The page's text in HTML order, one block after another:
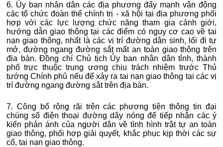
6. Ủy ban nhân dân các địa phương đẩy mạnh vận động
các tổ chức đoàn thể chính trị - xã hội tại địa phương phối
hợp với các lực lượng chức năng tham gia cảnh giới,
hướng dẫn giao thông tại các điểm có nguy cơ cao về tai
nạn giao thông, nhất là các vị trí đường dân sinh, lối đi tự
mở, đường ngang đường sắt mất an toàn giao thông trên
địa bàn. Đồng chí Chủ tịch Ủy ban nhân dân tỉnh, thành
phố trực thuộc trung ương chịu trách nhiệm trước Thủ
tướng Chính phủ nếu để xảy ra tai nạn giao thông tại các vị
trí đường ngang đường sắt trên địa bàn.
7. Công bố rộng rãi trên các phương tiện thông tin đại
chúng số điện thoại đường dây nóng để tiếp nhận các ý
kiến phản ánh của người dân về tình hình trật tự an toàn
giao thông, phối hợp giải quyết, khắc phục kịp thời các sự
cố, tai nạn giao thông.